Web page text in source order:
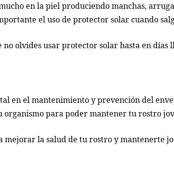
en la piel produciendo manchas,
el uso de protector solar cuando
olvides usar protector solar hasta en días
en el mantenimiento y prevención del
para poder mantener tu rostro
la salud de tu rostro y mantenerte